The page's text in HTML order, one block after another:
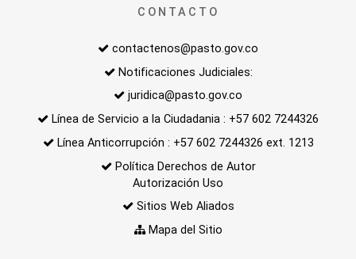
CONTACTO
contactenos@pasto.gov.co
Notificaciones Judiciales:
juridica@pasto.gov.co
Línea de Servicio a la Ciudadania : +57 602 7244326
Línea Anticorrupción : +57 602 7244326 ext. 1213
Política Derechos de Autor
Autorización Uso
Sitios Web Aliados
Mapa del Sitio